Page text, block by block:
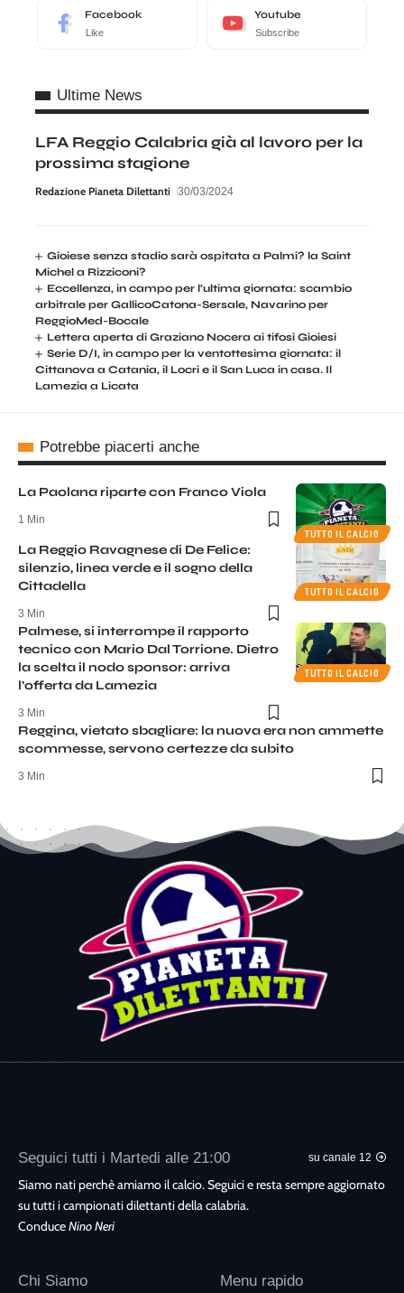
Facebook
Like
Youtube
Subscribe
Ultime News
LFA Reggio Calabria già al lavoro per la
prossima stagione
Redazione Pianeta Dilettanti 30/03/2024
Gioiese senza stadio sarà ospitata a Palmi? la Saint
Michel a Rizziconi?
Eccellenza, in campo per l’ultima giornata: scambio
arbitrale per GallicoCatona-Sersale, Navarino per
ReggioMed-Bocale
Lettera aperta di Graziano Nocera ai tifosi Gioiesi
Serie D/I, in campo per la ventottesima giornata: il
Cittanova a Catania, il Locri e il San Luca in casa. Il
Lamezia a Licata
Potrebbe piacerti anche
TUTTO IL CALCIO
La Paolana riparte con Franco Viola
1 Min
TUTTO IL CALCIO
La Reggio Ravagnese di De Felice:
silenzio, linea verde e il sogno della
Cittadella
3 Min
TUTTO IL CALCIO
Palmese, si interrompe il rapporto
tecnico con Mario Dal Torrione. Dietro
la scelta il nodo sponsor: arriva
l’offerta da Lamezia
3 Min
Reggina, vietato sbagliare: la nuova era non ammette
scommesse, servono certezze da subito
3 Min
Seguici tutti i Martedi alle 21:00 su canale 12
Siamo nati perchè amiamo il calcio. Seguici e resta sempre aggiornato
su tutti i campionati dilettanti della calabria.
ConduceNino Neri
Chi Siamo Menu rapido